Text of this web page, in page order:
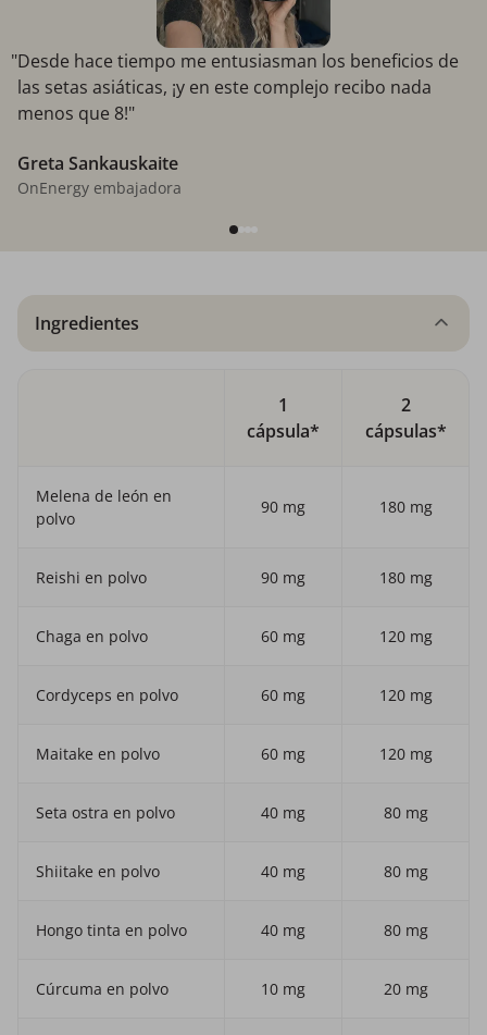
"Desde hace tiempo me entusiasman los beneficios de
las setas asiáticas, ¡y en este complejo recibo nada
menos que 8!"
Greta Sankauskaite
OnEnergy embajadora
Ingredientes
1
cápsula*
2
cápsulas*
Melena de león en
polvo
90 mg 180 mg
Reishi en polvo 90 mg 180 mg
Chaga en polvo 60 mg 120 mg
Cordyceps en polvo 60 mg 120 mg
Maitake en polvo 60 mg 120 mg
Seta ostra en polvo 40 mg 80 mg
Shiitake en polvo 40 mg 80 mg
Hongo tinta en polvo 40 mg 80 mg
Cúrcuma en polvo 10 mg 20 mg